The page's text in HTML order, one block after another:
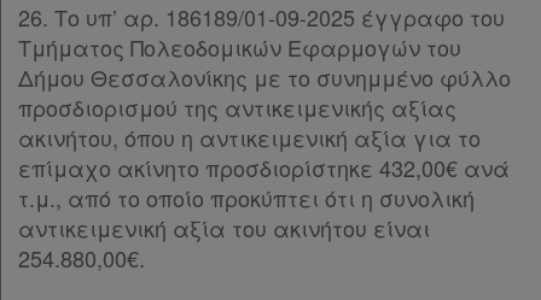
26. Το υπ’ αρ. 186189/01-09-2025 έγγραφο του
Τμήματος Πολεοδομικών Εφαρμογών του
Δήμου Θεσσαλονίκης με το συνημμένο φύλλο
προσδιορισμού της αντικειμενικής αξίας
ακινήτου, όπου η αντικειμενική αξία για το
επίμαχο ακίνητο προσδιορίστηκε 432,00€ ανά
τ.μ., από το οποίο προκύπτει ότι η συνολική
αντικειμενική αξία του ακινήτου είναι
254.880,00€.